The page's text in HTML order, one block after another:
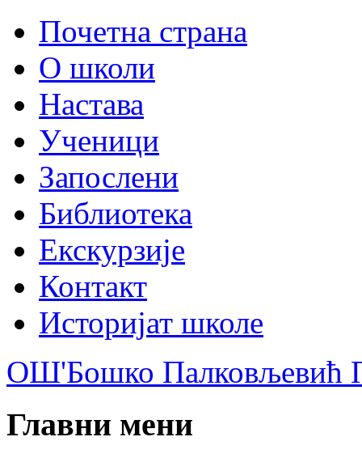
Почетна страна
О школи
Настава
Ученици
Запослени
Библиотека
Екскурзије
Контакт
Историјат школе
ОШ'Бошко Палковљевић
Главни мени